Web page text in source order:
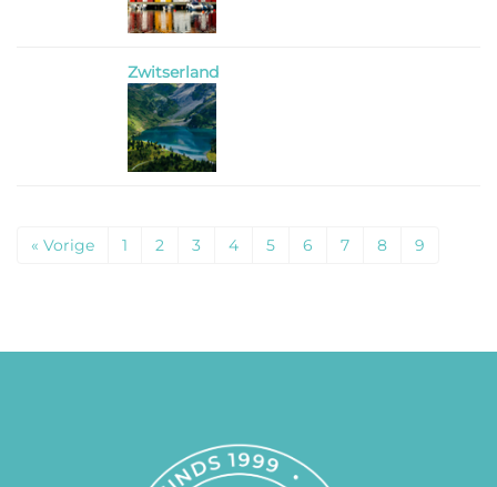
Zwitserland
« Vorige 1 2 3 4 5 6 7 8 9